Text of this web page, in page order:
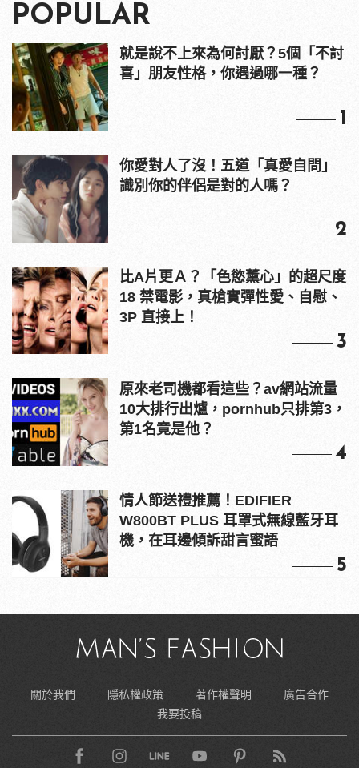
POPULAR
就是說不上來為何討厭？5個「不討
喜」朋友性格，你遇過哪一種？
1
你愛對人了沒！五道「真愛自問」
識別你的伴侶是對的人嗎？
2
比A片更Ａ？「色慾薰心」的超尺度
18 禁電影，真槍實彈性愛、自慰、
3P 直接上！
3
原來老司機都看這些？av網站流量
10大排行出爐，pornhub只排第3，
第1名竟是他？
4
情人節送禮推薦！EDIFIER
W800BT PLUS 耳罩式無線藍牙耳
機，在耳邊傾訴甜言蜜語
5
關於我們 隱私權政策 著作權聲明
廣告合作
我要投稿